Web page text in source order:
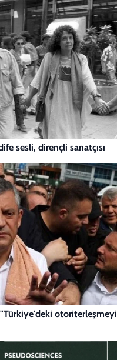
sesli, dirençli sanatçısı
otoriterleşmeyi